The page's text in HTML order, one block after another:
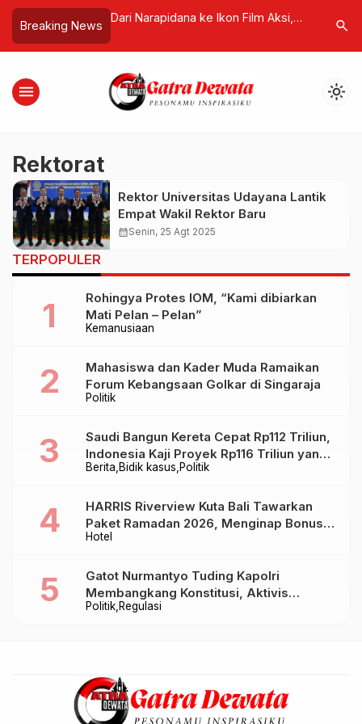
Breaking News
Tamu!
Bedanya X-
MRI
Dari Narapidana ke Ikon Film Aksi,
Selamatkan Generasi dari Narkoba
AKNSB
search
menu light_mode
Rektorat
Rektor Universitas Udayana Lantik
Empat Wakil Rektor Baru
calendar_monthSenin, 25 Agt 2025
TERPOPULER
Kemanusiaan
Rohingya Protes IOM, “Kami dibiarkan
Mati Pelan – Pelan”
Politik
Mahasiswa dan Kader Muda Ramaikan
Forum Kebangsaan Golkar di Singaraja
Berita Bidik kasus Politik
Saudi Bangun Kereta Cepat Rp112 Triliun,
Indonesia Kaji Proyek Rp116 Triliun yang
Baru Sampai Bandung
Hotel
HARRIS Riverview Kuta Bali Tawarkan
Paket Ramadan 2026, Menginap Bonus
Takjil hingga Bukber Mulai Rp88.888
Politik Regulasi
Gatot Nurmantyo Tuding Kapolri
Membangkang Konstitusi, Aktivis
Tegaskan Polri Tak Punya Sejarah